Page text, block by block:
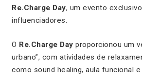
Re.Charge Day, um evento
influenciadores.
O Re.Charge Day proporcionou um
urbano”, com atividades de
como sound healing, aula funcional